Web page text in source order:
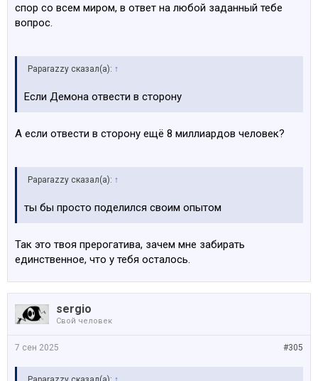
спор со всем миром, в ответ на любой заданный тебе
вопрос.
Paparazzy сказал(а): ↑
Если Демона отвести в сторону
А если отвести в сторону ещё 8 миллиардов человек?
Paparazzy сказал(а): ↑
ты бы просто поделился своим опытом
Так это твоя прерогатива, зачем мне забирать
единственное, что у тебя осталось.
sergio
Свой человек
#305
7 сен 2025